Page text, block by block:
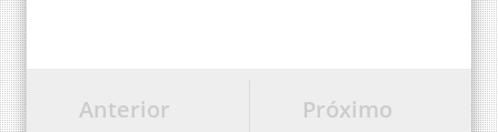
Próximo
Anterior